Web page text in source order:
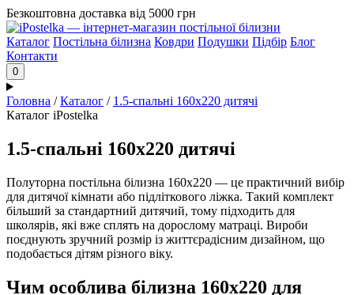
Безкоштовна доставка від 5000 грн
Каталог Постільна білизна Ковдри Подушки Підбір Блог
Контакти
0
Головна /Каталог / 1.5-спальні 160х220 дитячі
Каталог iPostelka
1.5-спальні 160х220 дитячі
Полуторна постільна білизна 160х220 — це практичний вибір
для дитячої кімнати або підліткового ліжка. Такий комплект
більший за стандартний дитячий, тому підходить для
школярів, які вже сплять на дорослому матраці. Вироби
поєднують зручний розмір із життєрадісним дизайном, що
подобається дітям різного віку.
Чим особлива білизна 160х220 для